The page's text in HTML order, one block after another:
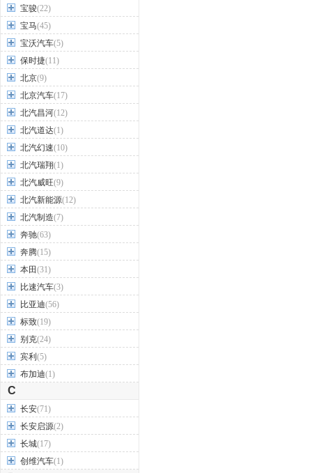
宝骏(22)
宝马(45)
宝沃汽车(5)
保时捷(11)
北京(9)
北京汽车(17)
北汽昌河(12)
北汽道达(1)
北汽幻速(10)
北汽瑞翔(1)
北汽威旺(9)
北汽新能源(12)
北汽制造(7)
奔驰(63)
奔腾(15)
本田(31)
比速汽车(3)
比亚迪(56)
标致(19)
别克(24)
宾利 (5)
布加迪(1)
C
长安(71)
长安启源(2)
长城(17)
创维汽车(1)